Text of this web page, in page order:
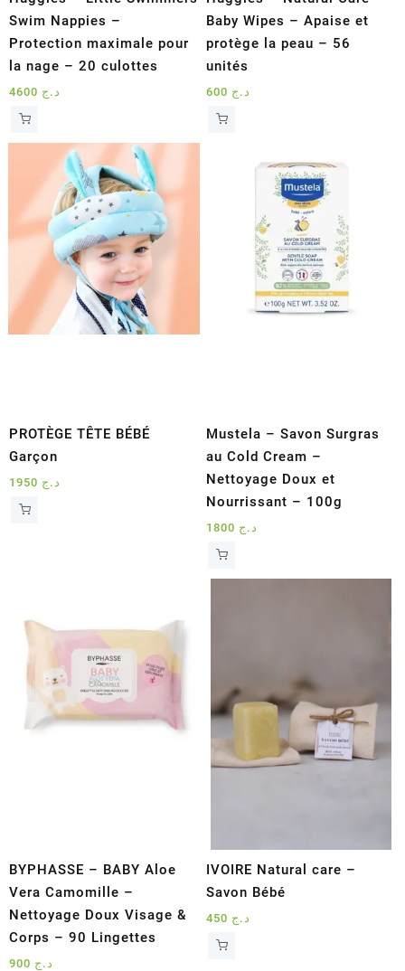
Swim Nappies –
Protection maximale pour
la nage – 20 culottes
د.ج
Baby Wipes – Apaise et
protège la peau – 56
unités
د.ج
PROTÈGE TÊTE BÉBÉ
Garçon
د.ج
Mustela – Savon Surgras
au Cold Cream –
Nettoyage Doux et
Nourrissant – 100g
د.ج
BYPHASSE – BABY Aloe
Vera Camomille –
Nettoyage Doux Visage &
Corps – 90 Lingettes
د.ج
IVOIRE Natural care –
Savon Bébé
د.ج